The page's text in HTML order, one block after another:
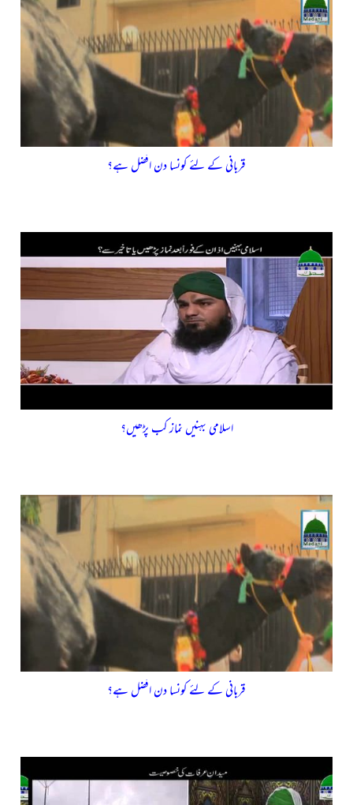
قربانی کے لئے کونسا دن افضل ہے؟
اسلامی بہنیں نماز کب پڑھیں؟
قربانی کے لئے کونسا دن افضل ہے؟